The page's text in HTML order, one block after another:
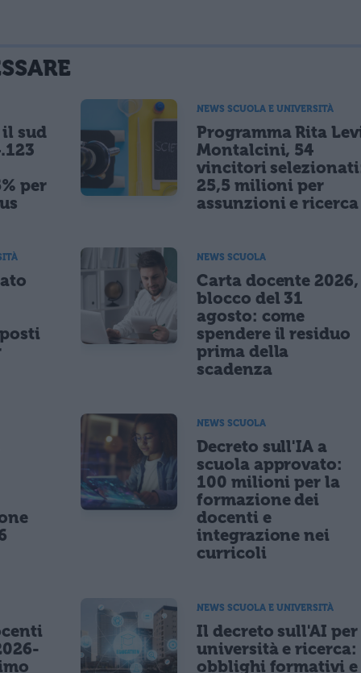
sud
per
NEWS SCUOLA E UNIVERSITÀ
Programma Rita
Montalcini, 54
vincitori
25,5 milioni per
assunzioni e ricerca
NEWS SCUOLA
Carta docente 2026,
blocco del 31
agosto: come
spendere il residuo
prima della
scadenza
NEWS SCUOLA
Decreto sull'IA a
scuola approvato:
100 milioni per la
formazione dei
docenti e
integrazione nei
curricoli
NEWS SCUOLA E UNIVERSITÀ
Il decreto sull'AI per
università e ricerca:
obblighi formativi e